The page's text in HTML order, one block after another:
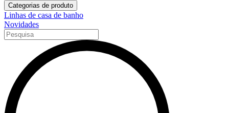
Categorias de produto
Linhas de casa de banho
Novidades